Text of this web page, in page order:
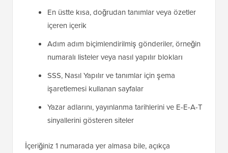
En üstte kısa, doğrudan tanımlar veya özetler
içeren içerik
Adım adım biçimlendirilmiş gönderiler, örneğin
numaralı listeler veya nasıl yapılır blokları
SSS, Nasıl Yapılır ve tanımlar için şema
işaretlemesi kullanan sayfalar
Yazar adlarını, yayınlanma tarihlerini ve E-E-A-T
sinyallerini gösteren siteler
İçeriğiniz 1 numarada yer almasa bile, açıkça